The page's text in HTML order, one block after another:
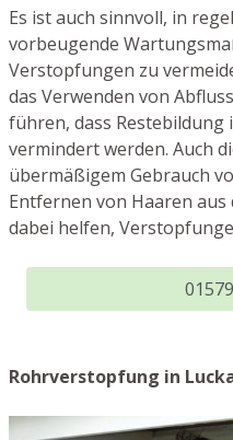
Es ist auch sinnvoll, in
vorbeugende
Verstopfungen zu
das Verwenden von
führen, dass Restebildung
vermindert werden. Auch
übermäßigem Gebrauch
Entfernen von Haaren
dabei helfen,
Rohrverstopfung in